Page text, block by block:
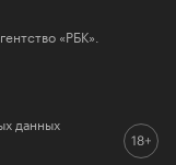
«РБК».
данных